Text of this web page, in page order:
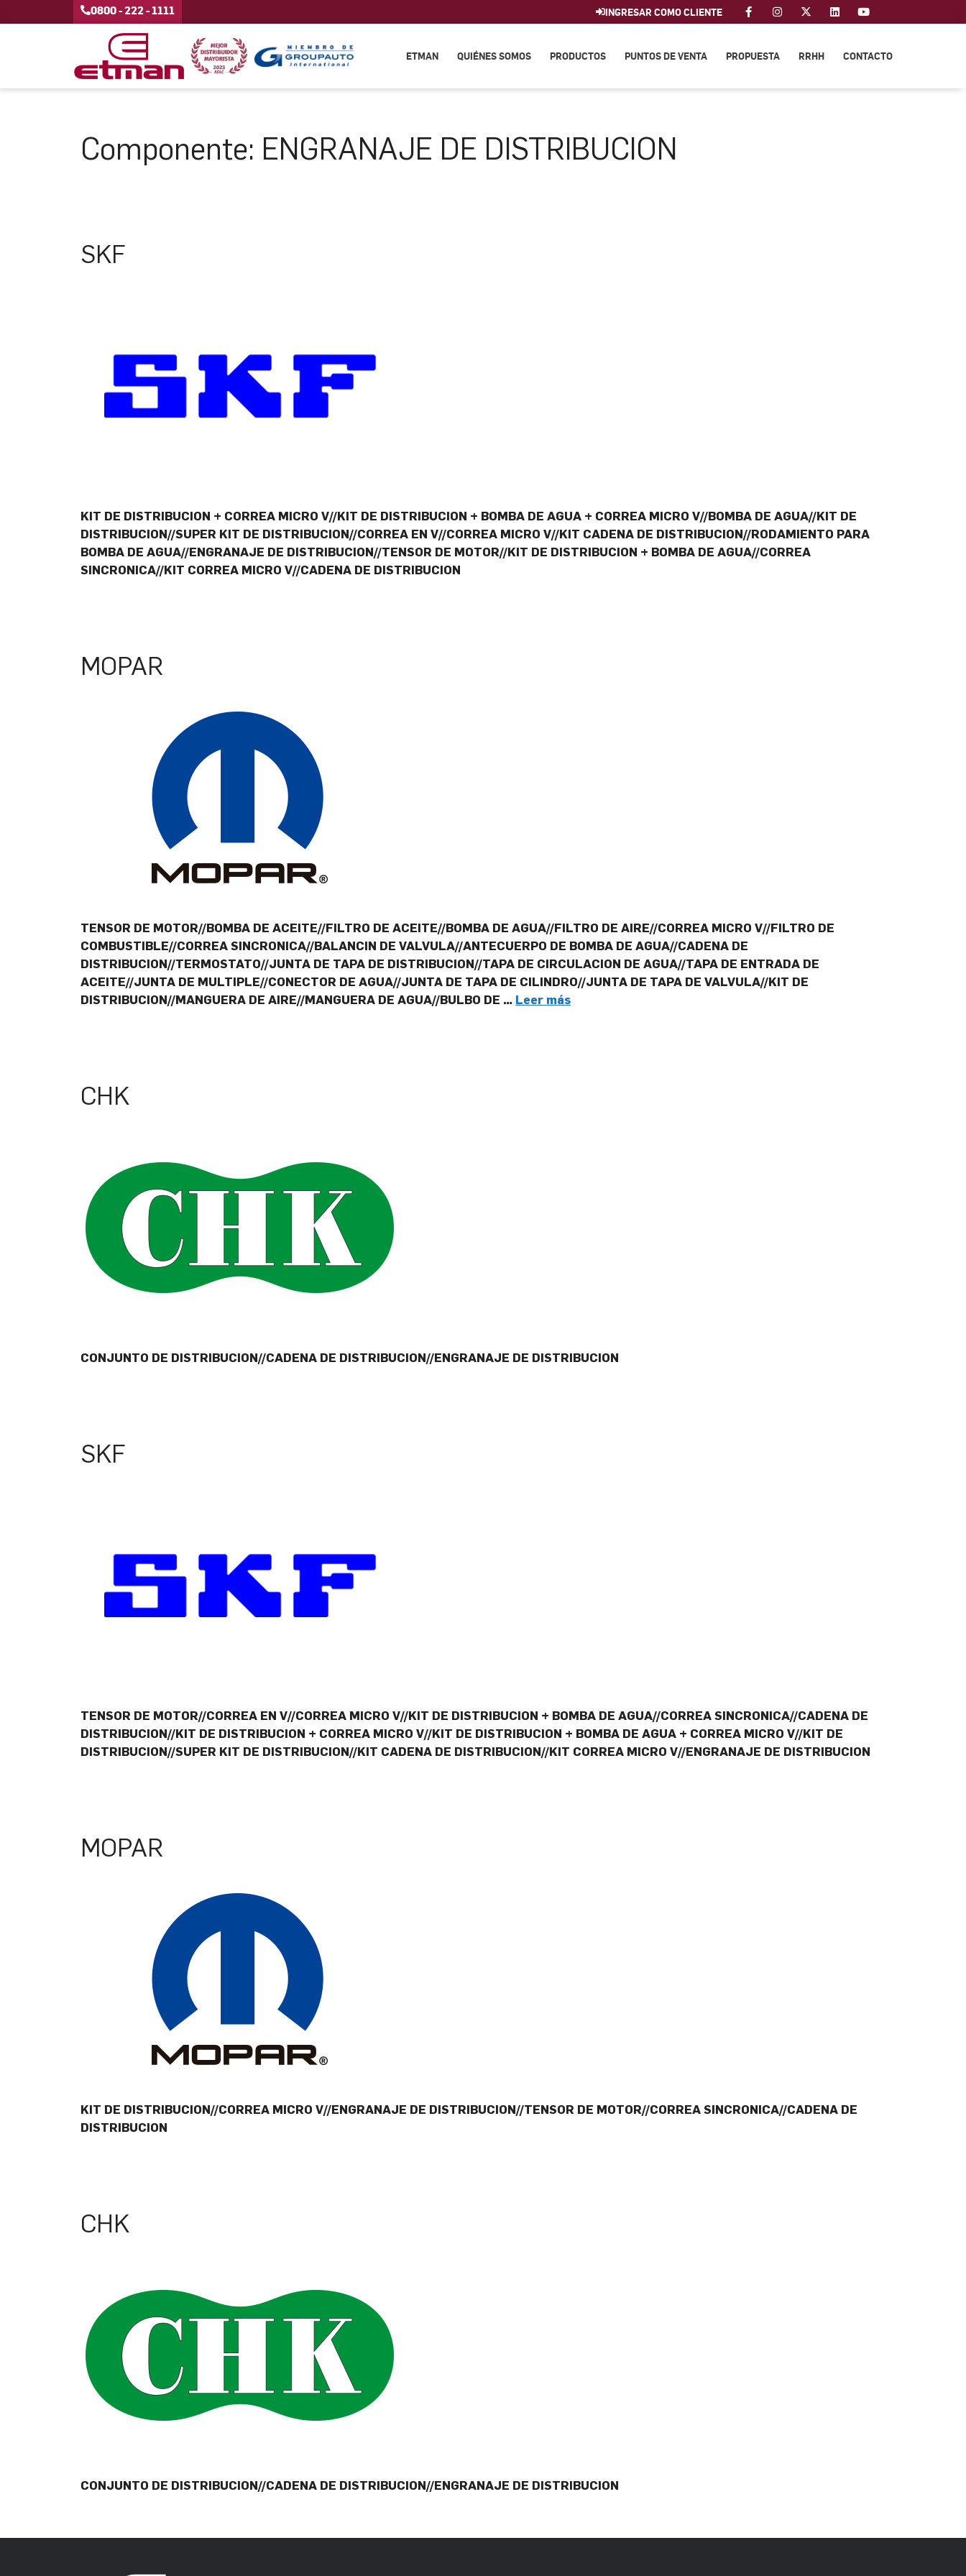
0800 - 222 - 1111 INGRESAR COMO CLIENTE
ETMAN QUIÉNES SOMOS PRODUCTOS PUNTOS DE VENTA PROPUESTA RRHH CONTACTO
Componente: ENGRANAJE DE DISTRIBUCION
SKF
KIT DE DISTRIBUCION + CORREA MICRO V//KIT DE DISTRIBUCION + BOMBA DE AGUA + CORREA MICRO V//BOMBA DE AGUA//KIT DE
DISTRIBUCION//SUPER KIT DE DISTRIBUCION//CORREA EN V//CORREA MICRO V//KIT CADENA DE DISTRIBUCION//RODAMIENTO PARA
BOMBA DE AGUA//ENGRANAJE DE DISTRIBUCION//TENSOR DE MOTOR//KIT DE DISTRIBUCION + BOMBA DE AGUA//CORREA
SINCRONICA//KIT CORREA MICRO V//CADENA DE DISTRIBUCION
MOPAR
TENSOR DE MOTOR//BOMBA DE ACEITE//FILTRO DE ACEITE//BOMBA DE AGUA//FILTRO DE AIRE//CORREA MICRO V//FILTRO DE
COMBUSTIBLE//CORREA SINCRONICA//BALANCIN DE VALVULA//ANTECUERPO DE BOMBA DE AGUA//CADENA DE
DISTRIBUCION//TERMOSTATO//JUNTA DE TAPA DE DISTRIBUCION//TAPA DE CIRCULACION DE AGUA//TAPA DE ENTRADA DE
ACEITE//JUNTA DE MULTIPLE//CONECTOR DE AGUA//JUNTA DE TAPA DE CILINDRO//JUNTA DE TAPA DE VALVULA//KIT DE
DISTRIBUCION//MANGUERA DE AIRE//MANGUERA DE AGUA//BULBO DE … Leer más
CHK
CONJUNTO DE DISTRIBUCION//CADENA DE DISTRIBUCION//ENGRANAJE DE DISTRIBUCION
SKF
TENSOR DE MOTOR//CORREA EN V//CORREA MICRO V//KIT DE DISTRIBUCION + BOMBA DE AGUA//CORREA SINCRONICA//CADENA DE
DISTRIBUCION//KIT DE DISTRIBUCION + CORREA MICRO V//KIT DE DISTRIBUCION + BOMBA DE AGUA + CORREA MICRO V//KIT DE
DISTRIBUCION//SUPER KIT DE DISTRIBUCION//KIT CADENA DE DISTRIBUCION//KIT CORREA MICRO V//ENGRANAJE DE DISTRIBUCION
MOPAR
KIT DE DISTRIBUCION//CORREA MICRO V//ENGRANAJE DE DISTRIBUCION//TENSOR DE MOTOR//CORREA SINCRONICA//CADENA DE
DISTRIBUCION
CHK
CONJUNTO DE DISTRIBUCION//CADENA DE DISTRIBUCION//ENGRANAJE DE DISTRIBUCION